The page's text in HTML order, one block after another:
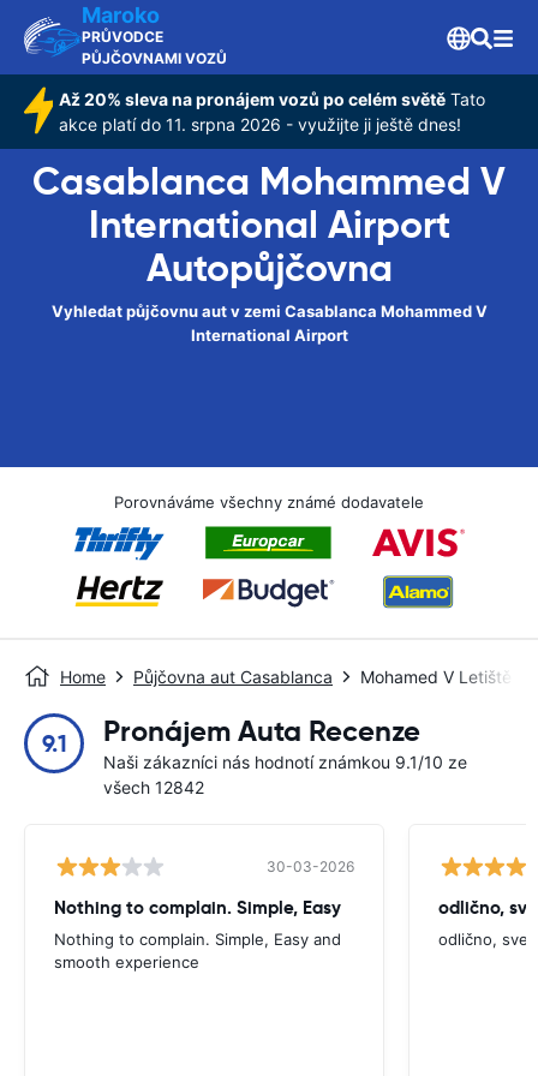
Maroko
PRŮVODCE
PŮJČOVNAMI VOZŮ
Až 20% sleva na pronájem vozů po celém světě Tato
akce platí do 11. srpna 2026 - využijte ji ještě dnes!
Casablanca Mohammed V
International Airport
Autopůjčovna
Vyhledat půjčovnu aut v zemi Casablanca Mohammed V
International Airport
Porovnáváme všechny známé dodavatele
Home Půjčovna aut Casablanca Mohamed V Letiště
9.1 Pronájem Auta Recenze
Naši zákazníci nás hodnotí známkou 9.1/10 ze
všech 12842
30-03-2026
Nothing to complain. Simple, Easy
Nothing to complain. Simple, Easy and
smooth experience
odlično,
odlično, sve